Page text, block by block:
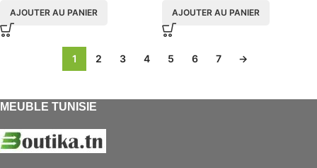
AJOUTER AU PANIER AJOUTER AU PANIER
1 2 3 4 5 6 7 →
MEUBLE TUNISIE